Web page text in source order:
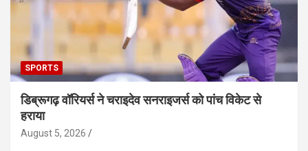
SPORTS
डिब्रूगढ़ वॉरियर्स ने चराइदेव सनराइजर्स को पांच विकेट से
हराया
August 5, 2026